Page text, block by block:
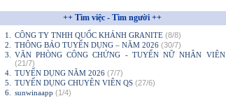
++ Tìm việc - Tìm người ++
1. CÔNG TY TNHH QUỐC KHÁNH GRANITE(8/8)
2.
THÔNG BÁO TUYỂN DỤNG – NĂM 2026(30/7)
3.
VĂN PHÒNG CÔNG CHỨNG - TUYỂN NỮ NHÂN VIÊN
(21/7)
4.
TUYỂN DỤNG NĂM 2026(7/7)
5.
TUYỂN DỤNG CHUYÊN VIÊN QS(27/6)
6.
sunwinaapp (1/4)